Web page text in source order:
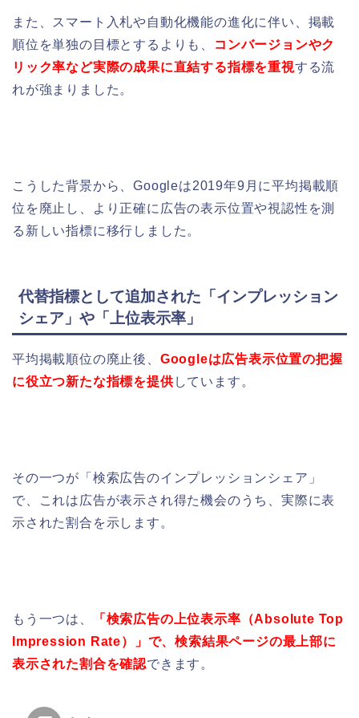
また、スマート入札や自動化機能の進化に伴い、掲載
順位を単独の目標とするよりも、
コンバージョンやク
リック率など実際の成果に直結する指標を重視する流
れが強まりました。
こうした背景から、Googleは2019年9月に平均掲載順
位を廃止し、より正確に広告の表示位置や視認性を測
る新しい指標に移行しました。
代替指標として追加された「インプレッション
シェア」や「上位表示率」
平均掲載順位の廃止後、 Googleは広告表示位置の把握
に役立つ新たな指標を提供しています。
その一つが「検索広告のインプレッションシェア」
で、これは広告が表示され得た機会のうち、実際に表
示された割合を示します。
もう一つは、
「検索広告の上位表示率（Absolute Top
Impression Rate）」で、検索結果ページの最上部に
表示された割合を確認できます。